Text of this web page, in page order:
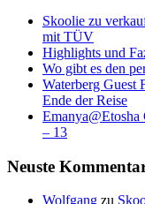
Skoolie zu
mit TÜV
Highlights und
Wo gibt es den
Waterberg Guest
Ende der Reise
– 13
Neuste
Wolfgang zu